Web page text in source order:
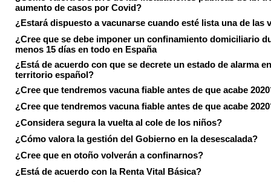
aumento de casos por Covid?
¿Estará dispuesto a vacunarse cuando esté lista una de las
¿Cree que se debe imponer un confinamiento domiciliario
menos 15 días en todo en España
¿Está de acuerdo con que se decrete un estado de alarma
territorio español?
¿Cree que tendremos vacuna fiable antes de que acabe
¿Cree que tendremos vacuna fiable antes de que acabe
¿Considera segura la vuelta al cole de los niños?
¿Cómo valora la gestión del Gobierno en la desescalada?
¿Cree que en otoño volverán a confinarnos?
¿Está de acuerdo con la Renta Vital Básica?